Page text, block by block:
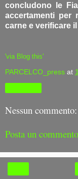
concludono le
accertamenti per
carne e verificare
'via Blog this'
PARCELCO_press at
Nessun commento:
Posta un commento